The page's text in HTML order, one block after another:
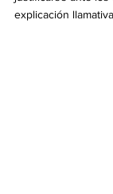
explicación